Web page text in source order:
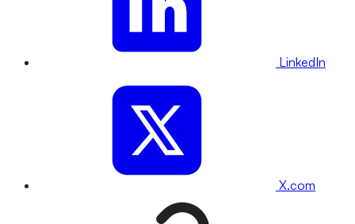
LinkedIn
X.com